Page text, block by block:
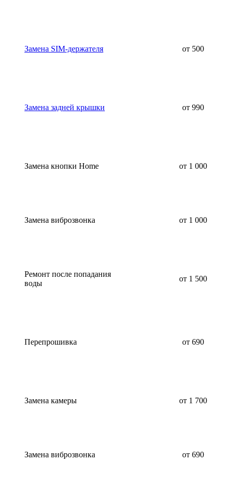
Замена SIM-держателя от 500
Замена задней крышки от 990
Замена кнопки Home от 1 000
Замена виброзвонка от 1 000
Ремонт после попадания
воды
от 1 500
Перепрошивка от 690
Замена камеры от 1 700
Замена виброзвонка от 690